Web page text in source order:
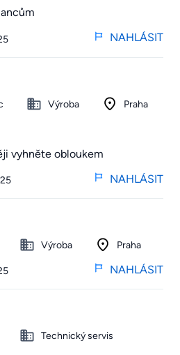
NAHLÁSIT
Výroba Praha
vyhněte obloukem
NAHLÁSIT
Výroba Praha
NAHLÁSIT
Technický servis